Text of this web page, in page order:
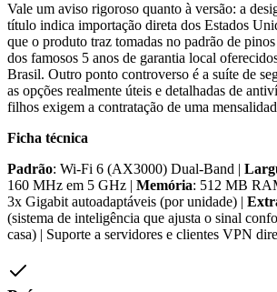
Vale um aviso rigoroso quanto à versão: a
título indica importação direta dos Estados
que o produto traz tomadas no padrão de
dos famosos 5 anos de garantia local
Brasil. Outro ponto controverso é a suíte de
as opções realmente úteis e detalhadas de
filhos exigem a contratação de uma
Ficha técnica
Padrão: Wi-Fi 6 (AX3000) Dual-Band |
160 MHz em 5 GHz | Memória: 512 MB
3x Gigabit autoadaptáveis (por unidade) |
(sistema de inteligência que ajusta o sinal
casa) | Suporte a servidores e clientes VPN